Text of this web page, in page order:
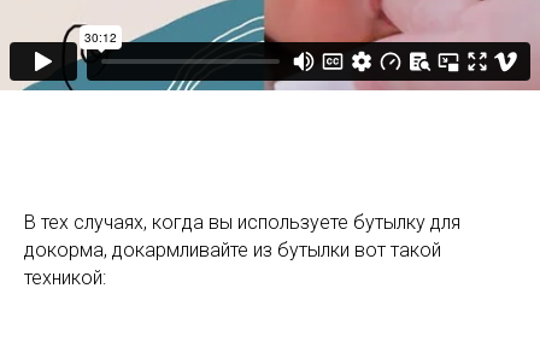
В тех случаях, когда вы используете бутылку для
докорма, докармливайте из бутылки вот такой
техникой: